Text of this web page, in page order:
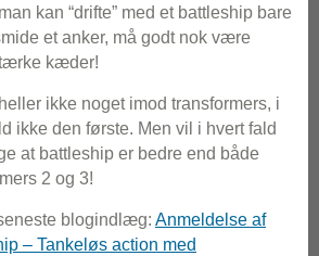
kan “drifte” med et battleship bare
et anker, må godt nok være
kæder!
ikke noget imod transformers, i
ikke den første. Men vil i hvert fald
at battleship er bedre end både
2 og 3!
blogindlæg: Anmeldelse af
– Tankeløs action med